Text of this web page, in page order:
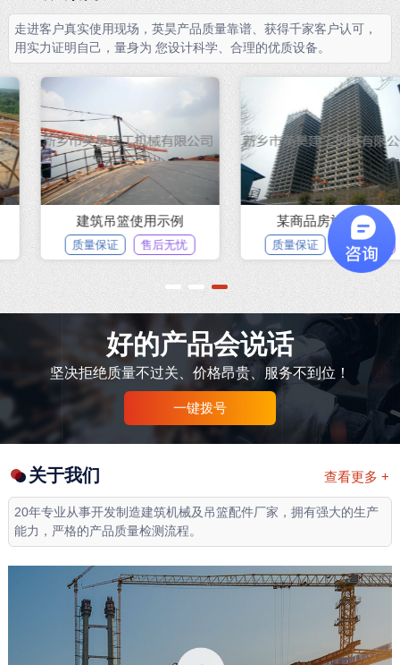
走进客户真实使用现场，英昊产品质量靠谱、获得千家客户认可，
用实力证明自己，量身为 您设计科学、合理的优质设备。
建筑吊篮使用示例
质量保证 售后无忧
某商品房施工现场
质量保证 售后无忧
1 2 3
好的产品会说话
坚决拒绝质量不过关、价格昂贵、服务不到位！
一键拨号
查看更多 +
关于我们
20年专业从事开发制造建筑机械及吊篮配件厂家，拥有强大的生产
能力，严格的产品质量检测流程。